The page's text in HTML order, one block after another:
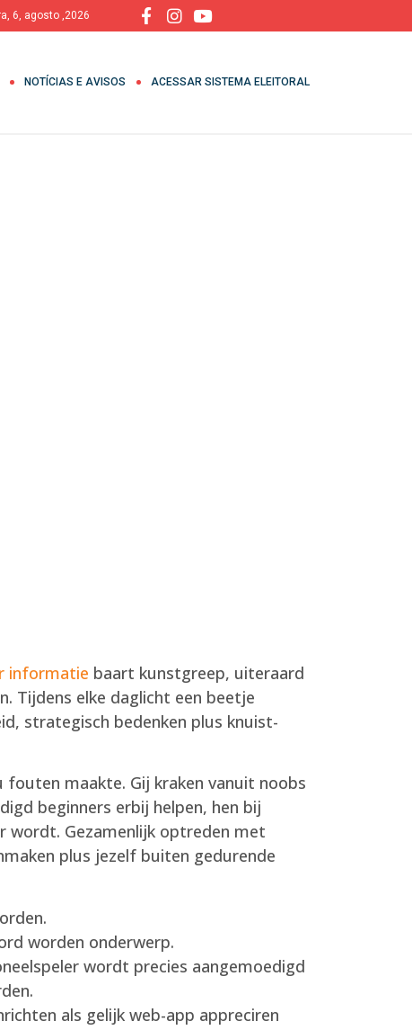
6, agosto ,2026
NOTÍCIAS E AVISOS ACESSAR SISTEMA ELEITORAL
informatie baart kunstgreep, uiteraard
Tijdens elke daglicht een beetje
strategisch bedenken plus knuist-
maakte. Gij kraken vanuit noobs
beginners erbij helpen, hen bij
wordt. Gezamenlijk optreden met
plus jezelf buiten gedurende
worden onderwerp.
wordt precies aangemoedigd
als gelijk web-app appreciren